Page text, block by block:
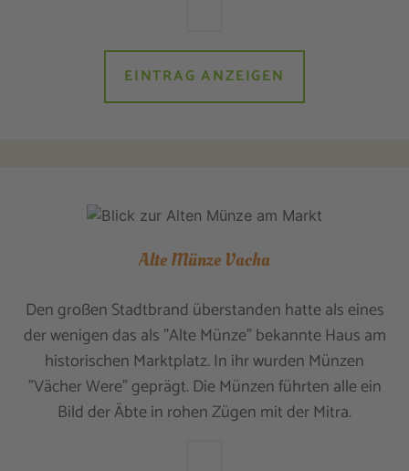
EINTRAG ANZEIGEN
Alte Münze Vacha
Den großen Stadtbrand überstanden hatte als eines
der wenigen das als "Alte Münze" bekannte Haus am
historischen Marktplatz. In ihr wurden Münzen
"Vächer Were" geprägt. Die Münzen führten alle ein
Bild der Äbte in rohen Zügen mit der Mitra.